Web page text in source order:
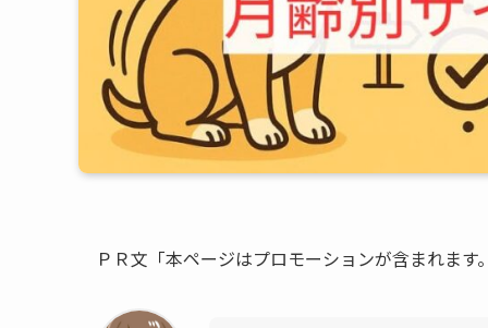
ＰＲ文「本ページはプロモーションが含まれます